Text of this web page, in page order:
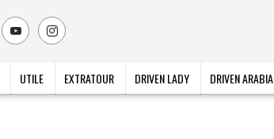
UTILE EXTRATOUR DRIVEN LADY DRIVEN ARABIA